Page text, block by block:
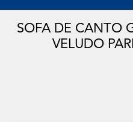
SOFA DE CANTO
VELUDO